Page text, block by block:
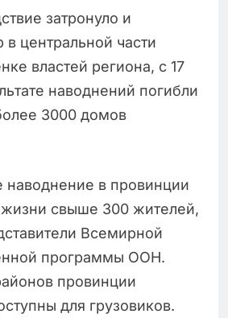
затронуло и
центральной части
властей региона, с 17
наводнений погибли
3000 домов
наводнение в провинции
жизни свыше 300 жителей,
Всемирной
программы ООН.
провинции
для грузовиков.